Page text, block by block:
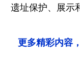
遗址保护、展示
更多精彩内容